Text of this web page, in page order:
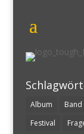
Album Band
Festival